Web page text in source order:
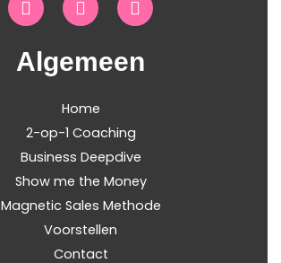
a
e
b
k
-
f
n
t
a
r
a
m
p
t
i
Algemeen
Home
2-op-1 Coaching
Business Deepdive
Show me the Money
Magnetic Sales Methode
Voorstellen
Contact